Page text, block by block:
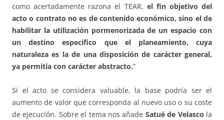
como acertadamente razona el TEAR, el fin objetivo del
acto o contrato no es de contenido económico, sino el de
habilitar la utilización pormenorizada de un espacio con
un destino específico que el planeamiento, cuya
naturaleza es la de una disposición de carácter general,
ya permitía con carácter abstracto.”
Si el acto se considera valuable, la base podría ser el
aumento de valor que corresponda al nuevo uso o su coste
de ejecución. Sobre el tema nos añade Satué de Velasco la